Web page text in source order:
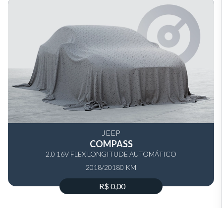
JEEP
COMPASS
2.0 16V FLEX LONGITUDE AUTOMÁTICO
2018/20180 KM
R$ 0,00